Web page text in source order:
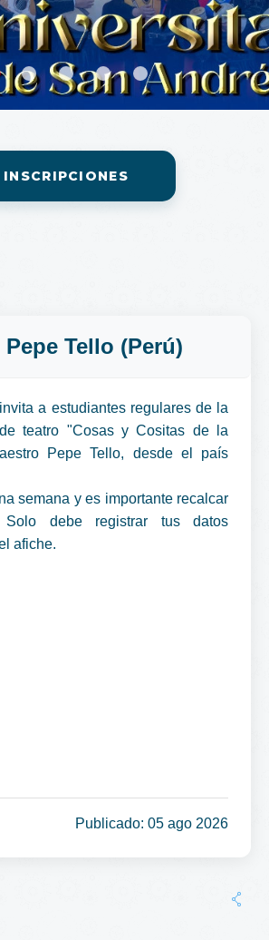
INSCRIPCIONES
Tello (Perú)
a estudiantes regulares de la
teatro "Cosas y Cositas de la
Pepe Tello, desde el país
semana y es importante recalcar
debe registrar tus datos
afiche.
Publicado: 05 ago 2026